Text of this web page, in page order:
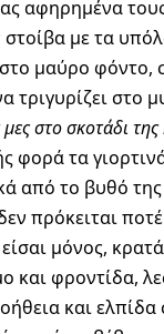
αφηρημένα
με τα
μαύρο
τριγυρίζει στο
στο σκοτάδι
φορά τα
από το βυθό
πρόκειται
μόνος,
και φροντίδα,
και